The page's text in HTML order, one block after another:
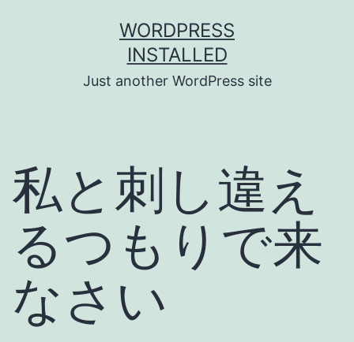
WORDPRESS
INSTALLED
Just another WordPress site
私と刺し違え
るつもりで来
なさい